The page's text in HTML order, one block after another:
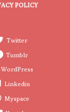
POLICY
Twitter
Tumblr
WordPress
Linkedin
Myspace